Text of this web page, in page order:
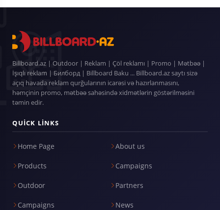
Billboard.az | Outdoor | Reklam | Çöl reklamı | Promo | Mətbəə |
İşıqlı reklam | Билборд | Billboard Baku ... Billboard.az saytı sizə
açıq havada reklam qurğularının icarəsi və hazırlanmasını,
həmçinin promo, mətbəə sahəsində xidmətlərin göstərilməsini
təmin edir.
QUICK LINKS
Home Page
Products
Outdoor
Campaigns
About us
Campaigns
Partners
News